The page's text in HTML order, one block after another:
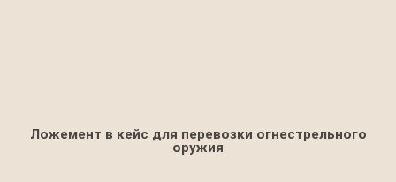
Ложемент в кейс для перевозки огнестрельного
оружия